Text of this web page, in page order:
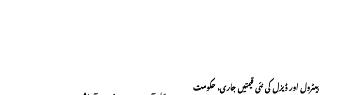
پیٹرول اور ڈیزل کی نئی قیمتیں جاری، حکومت